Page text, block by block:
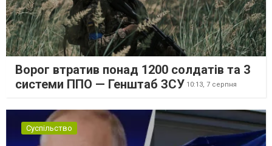
Ворог втратив понад 1200 солдатів та 3
системи ППО — Генштаб ЗСУ 10:13, 7 серпня
Суспільство